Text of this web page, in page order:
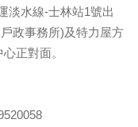
淡水線-士林站1號出
政事務所)及特力屋方
正對面。